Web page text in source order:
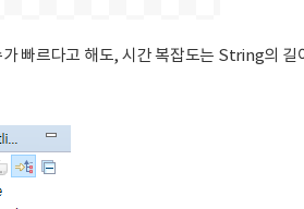
빠르다고 해도, 시간 복잡도는 String의 길